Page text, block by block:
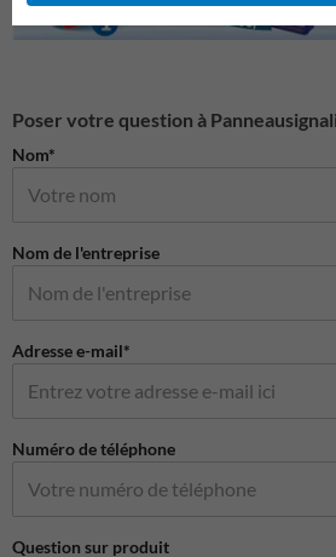
Poser votre question à
Nom*
Nom de l'entreprise
Adresse e-mail*
Numéro de téléphone
Question sur produit